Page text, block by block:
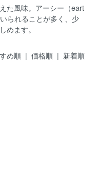
た風味。アーシー（eart
られることが多く、少
めます。
め順| 価格順 | 新着順